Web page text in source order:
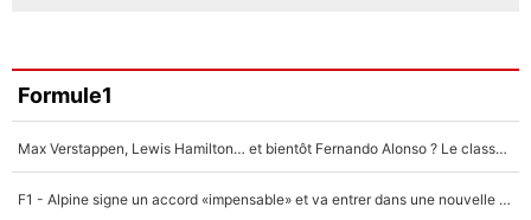
Formule1
Max Verstappen, Lewis Hamilton… et bientôt Fernando Alonso ? Le classement des pilotes les mieux payés en Formule 1 risque de changer !
F1 - Alpine signe un accord «impensable» et va entrer dans une nouvelle dimension : Grande nouvelle pour Pierre Gasly !